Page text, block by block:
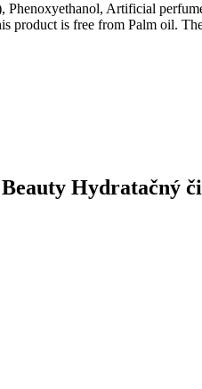
Artificial
is free from Palm oil.
Hydratačný